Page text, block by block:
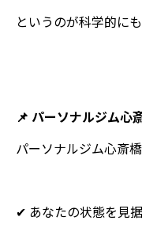
というのが科学的に
📌 パーソナルジム心
パーソナルジム心斎橋
✔ あなたの状態を見